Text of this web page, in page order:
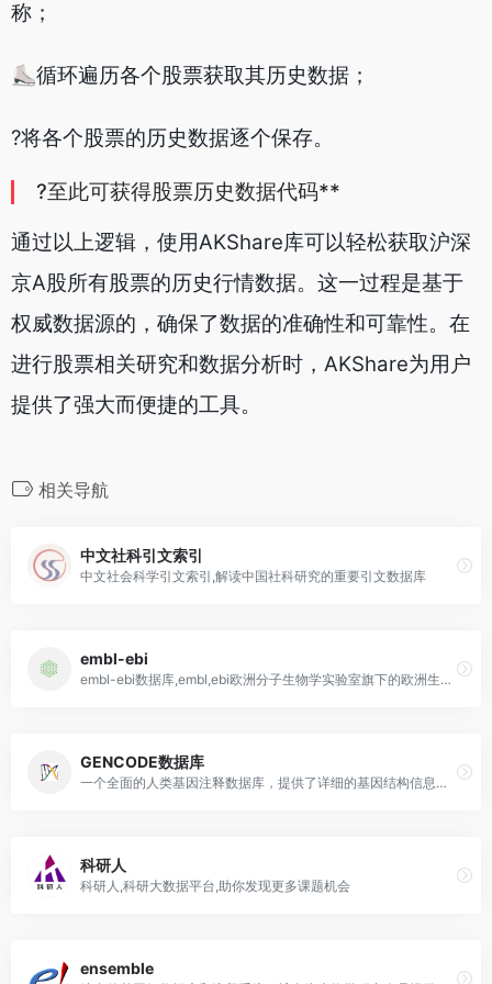
称；
⛸循环遍历各个股票获取其历史数据；
?将各个股票的历史数据逐个保存。
?至此可获得股票历史数据代码**
通过以上逻辑，使用AKShare库可以轻松获取沪深
京A股所有股票的历史行情数据。这一过程是基于
权威数据源的，确保了数据的准确性和可靠性。在
进行股票相关研究和数据分析时，AKShare为用户
提供了强大而便捷的工具。
相关导航
中文社科引文索引
中文社会科学引文索引,解读中国社科研究的重要引文数据库
embl-ebi
embl-ebi数据库,embl,ebi欧洲分子生物学实验室旗下的欧洲生物信息学研究所
GENCODE数据库
一个全面的人类基因注释数据库，提供了详细的基因结构信息和功能注释。
科研人
科研人,科研大数据平台,助你发现更多课题机会
ensemble